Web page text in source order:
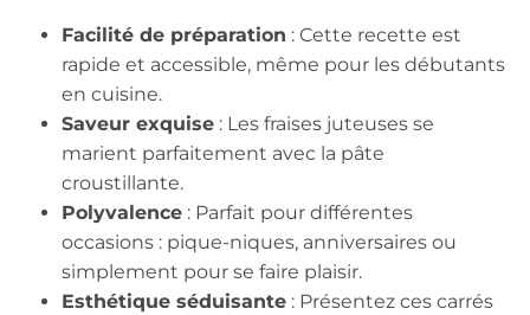
Facilité de préparation : Cette recette est
rapide et accessible, même pour les débutants
en cuisine.
Saveur exquise : Les fraises juteuses se
marient parfaitement avec la pâte
croustillante.
Polyvalence : Parfait pour différentes
occasions : pique-niques, anniversaires ou
simplement pour se faire plaisir.
Esthétique séduisante : Présentez ces carrés